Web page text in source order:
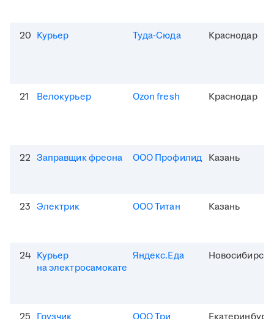
20 Курьер Туда-Сюда Краснодар
21 Велокурьер Ozon fresh Краснодар
22 Заправщик фреона ООО Профилид Казань
23 Электрик ООО Титан Казань
24 Курьер
на электросамокате
Яндекс.Еда Новосибирск